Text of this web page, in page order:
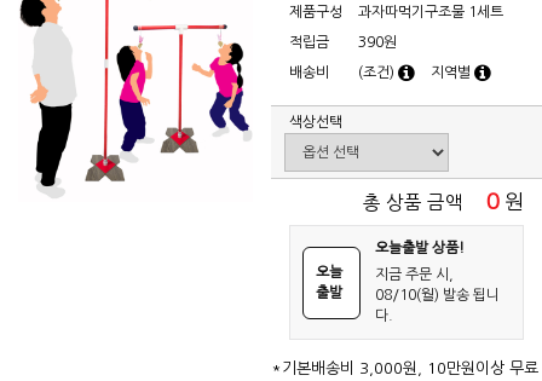
제품구성 과자따먹기구조물 1세트
적립금 390원
배송비 (조건) 지역별
색상선택
총 상품 금액 0 원
오늘
출발
오늘출발 상품!
지금 주문 시,
08/10(월) 발송 됩니
다.
*기본배송비 3,000원, 10만원이상 무료